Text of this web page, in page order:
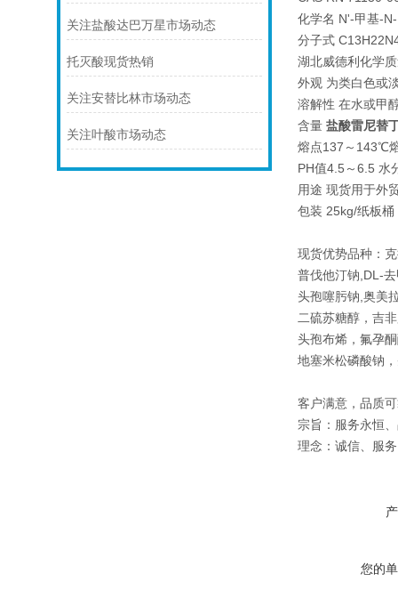
关注盐酸达巴万星市场动态
托灭酸现货热销
关注安替比林市场动态
关注叶酸市场动态
化学名 N'-甲基-
分子式
湖北威德利化学
外观 为类白色或
溶解性 在水或甲
含量 盐酸雷尼替
熔点137～143℃
PH值4.5～6.5 水
用途 现货用于外
包装 25kg/纸板
现货优势品种：
普伐他汀钠,DL-
头孢噻肟钠,奥美
二硫苏糖醇，吉
头孢布烯，氟孕
地塞米松磷酸钠
客户满意，品质
宗旨：服务永恒
理念：诚信、服
您的